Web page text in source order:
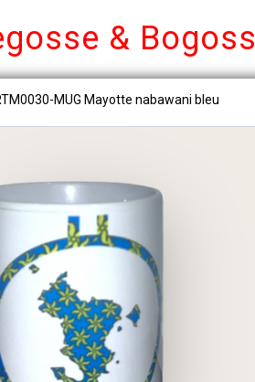
&
MUG Mayotte nabawani bleu